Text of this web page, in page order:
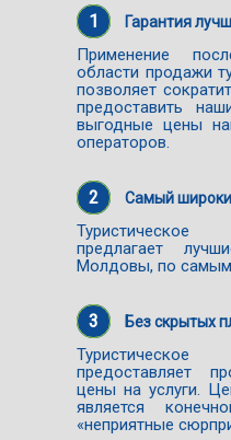
1 Гарантия
Применение
области продажи
позволяет
предоставить
выгодные цены
операторов.
2 Самый
предлагает
Молдовы, по
3 Без скрытых
предоставляет
цены на услуги.
является
«неприятные